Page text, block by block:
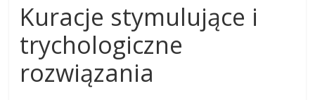
Kuracje stymulujące i
trychologiczne
rozwiązania